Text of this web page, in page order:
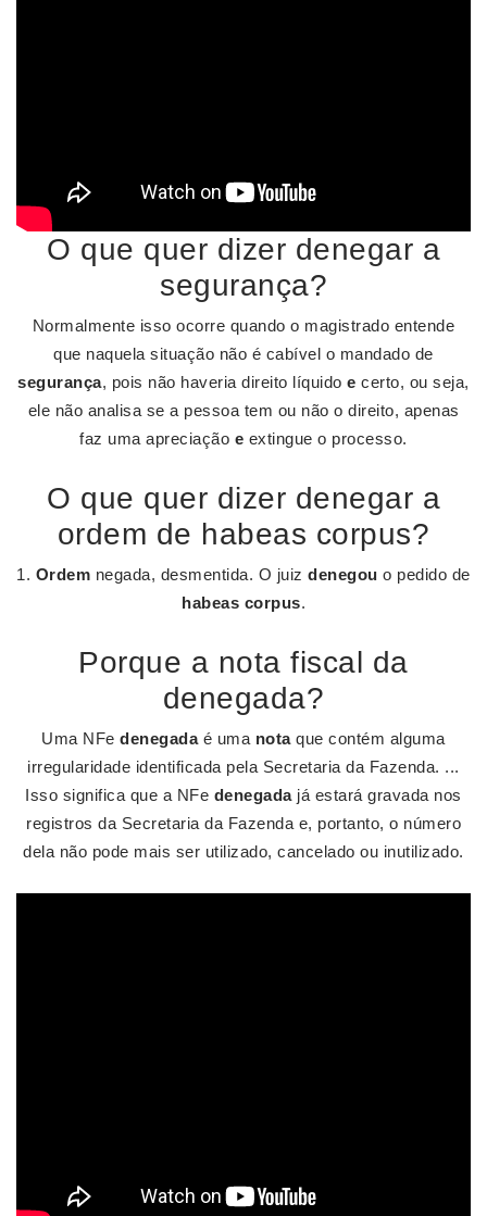
O que quer dizer denegar a
segurança?
Normalmente isso ocorre quando o magistrado entende
que naquela situação não é cabível o mandado de
segurança, pois não haveria direito líquidoe certo, ou seja,
ele não analisa se a pessoa tem ou não o direito, apenas
faz uma apreciação e extingue o processo.
O que quer dizer denegar a
ordem de habeas corpus?
1. Ordem negada, desmentida. O juizdenegou o pedido de
habeas corpus.
Porque a nota fiscal da
denegada?
Uma NFedenegadaé uma notaque contém alguma
irregularidade identificada pela Secretaria da Fazenda. ...
Isso significa que a NFe denegadajá estará gravada nos
registros da Secretaria da Fazenda e, portanto, o número
dela não pode mais ser utilizado, cancelado ou inutilizado.